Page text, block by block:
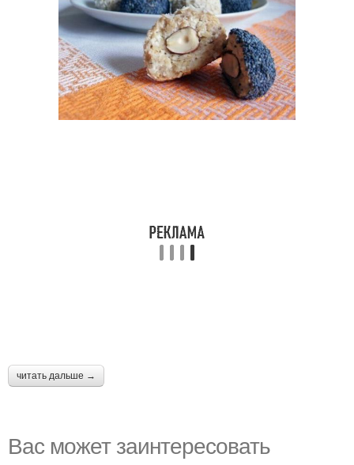
читать дальше →
Вас может заинтересовать